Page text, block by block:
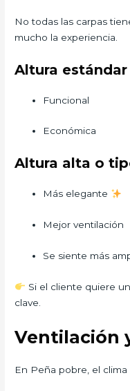
No todas las carpas
mucho la experiencia.
Altura estándar
Funcional
Económica
Altura alta o
Más elegante
Mejor ventilación
Se siente más
Si el cliente quiere
clave.
Ventilación
En Peña pobre, el